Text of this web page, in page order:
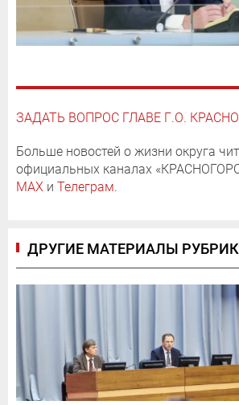
ЗАДАТЬ ВОПРОС ГЛАВЕ Г.О.
Больше новостей о жизни округа
официальных каналах
MAX и Телеграм.
ДРУГИЕ МАТЕРИАЛЫ